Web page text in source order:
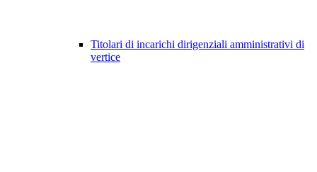
Titolari di incarichi dirigenziali amministrativi di
vertice